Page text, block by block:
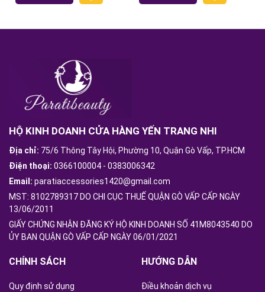
HỘ KINH DOANH CỬA HÀNG YẾN TRANG NHI
Địa chỉ: 75/6 Thông Tây Hội, Phường 10, Quận Gò Vấp, TP.HCM
Điện thoại: 0366100004 - 0383006342
Email: paratiaccessories1420@gmail.com
MST: 8102789317 DO CHI CỤC THUẾ QUẬN GÒ VẤP CẤP NGÀY
13/06/2011
GIẤY CHỨNG NHẬN ĐĂNG KÝ HỘ KINH DOANH SỐ 41M8043540 DO
ỦY BAN QUẬN GÒ VẤP CẤP NGÀY 06/01/2021
CHÍNH SÁCH
Quy định sử dụng
HƯỚNG DẪN
Điều khoản dịch vụ